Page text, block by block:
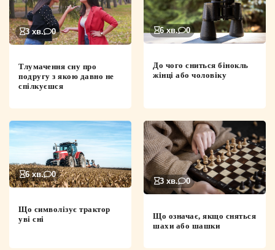
3 хв. 0
Тлумачення сну про
подругу з якою давно не
спілкуєшся
6 хв. 0
До чого сниться бінокль
жінці або чоловіку
6 хв. 0
Що символізує трактор
уві сні
3 хв. 0
Що означає, якщо сняться
шахи або шашки